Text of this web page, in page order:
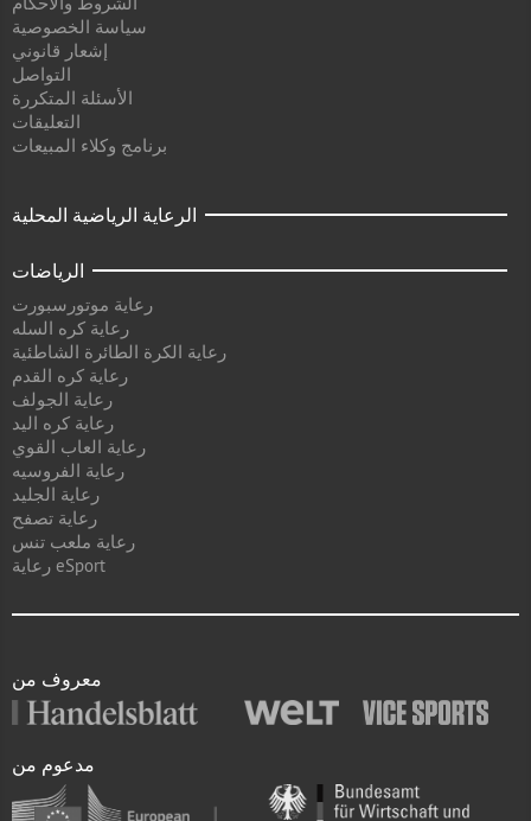
سياسة الخصوصية
إشعار قانوني
التواصل
الأسئلة المتكررة
التعليقات
برنامج وكلاء المبيعات
الرعاية الرياضية المحلية
الرياضات
رعاية موتورسبورت
رعاية كره السله
رعاية الكرة الطائرة الشاطئية
رعاية كره القدم
رعاية الجولف
رعاية كره اليد
رعاية العاب القوي
رعاية الفروسيه
رعاية الجليد
رعاية تصفح
رعاية ملعب تنس
رعاية eSport
معروف من
مدعوم من